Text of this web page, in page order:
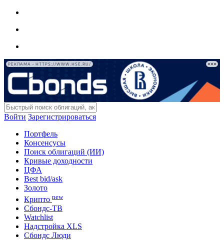
РЕКЛАМА • HTTPS://WWW.HSE.RU/
Войти Зарегистрироваться
Портфель
Консенсусы
Поиск облигаций (ИИ)
Кривые доходности
ЦФА
Best bid/ask
Золото
Крипто new
Сбондс-ТВ
Watchlist
Надстройка XLS
Сбондс Люди